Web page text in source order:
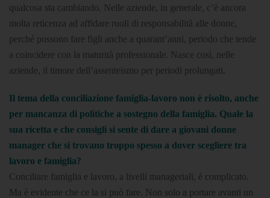
qualcosa sta cambiando. Nelle aziende, in generale, c’è ancora
molta reticenza ad affidare ruoli di responsabilità alle donne,
perché possono fare figli anche a quarant’anni, periodo che tende
a coincidere con la maturità professionale. Nasce così, nelle
aziende, il timore dell’assenteismo per periodi prolungati.
Il tema della conciliazione famiglia-lavoro non è risolto, anche
per mancanza di politiche a sostegno della famiglia. Quale la
sua ricetta e che consigli si sente di dare a giovani donne
manager che si trovano troppo spesso a dover scegliere tra
lavoro e famiglia?
Conciliare famiglia e lavoro, a livelli manageriali, è complicato.
Ma è evidente che ce la si può fare. Non solo a portare avanti un